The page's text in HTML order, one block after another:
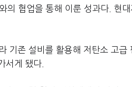
의 협업을 통해 이룬 성과다. 현
기존 설비를 활용해 저탄소 고
서게 됐다.